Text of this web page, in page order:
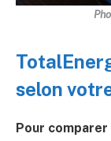
selon
Pour